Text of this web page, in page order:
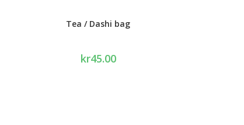
Tea / Dashi bag
kr45.00